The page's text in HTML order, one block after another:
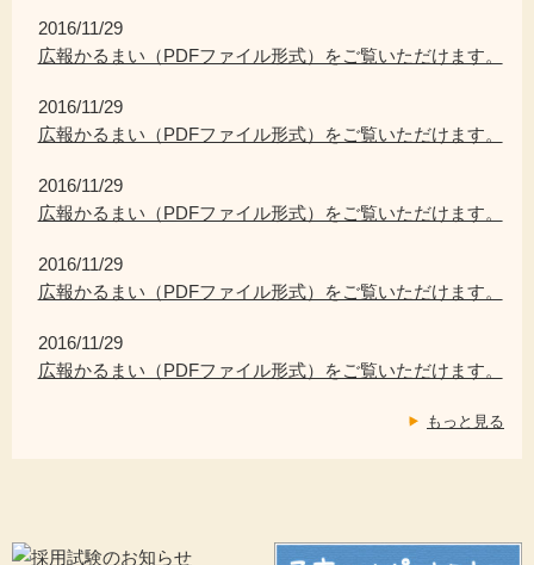
2016/11/29
広報かるまい（PDFファイル形式）をご覧いただけます。
2016/11/29
広報かるまい（PDFファイル形式）をご覧いただけます。
2016/11/29
広報かるまい（PDFファイル形式）をご覧いただけます。
2016/11/29
広報かるまい（PDFファイル形式）をご覧いただけます。
2016/11/29
広報かるまい（PDFファイル形式）をご覧いただけます。
もっと見る